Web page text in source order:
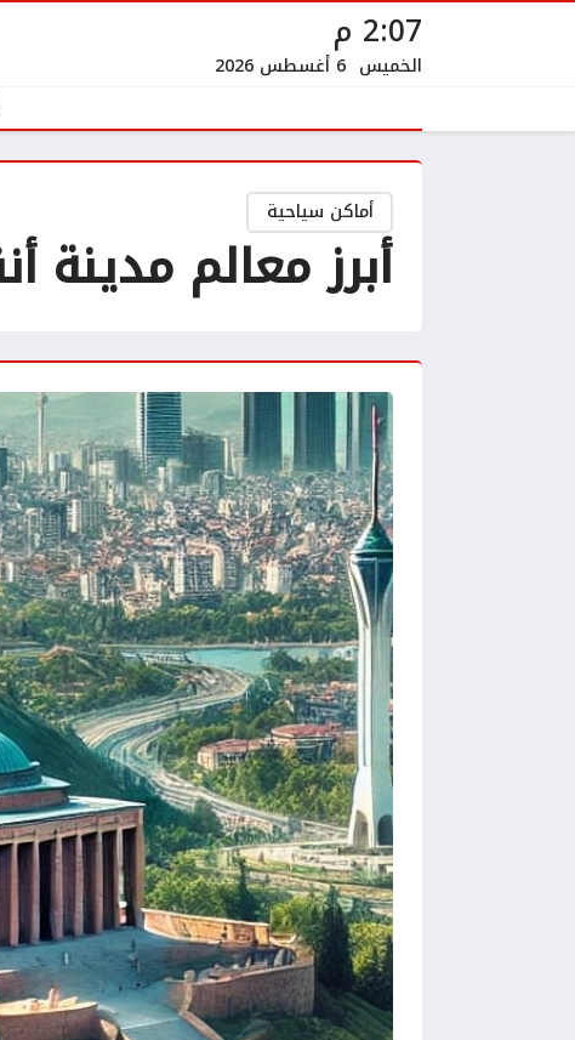
2:07 م
الخميس 6 أغسطس 2026
أماكن سياحية
أبرز معالم مدينة